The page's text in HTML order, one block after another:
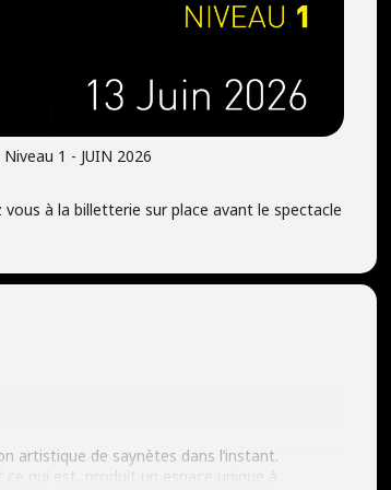
1 - JUIN 2026
à la billetterie sur place avant le spectacle
artistique de saynètes dans l’instant.
qui est, produit un espace unique à